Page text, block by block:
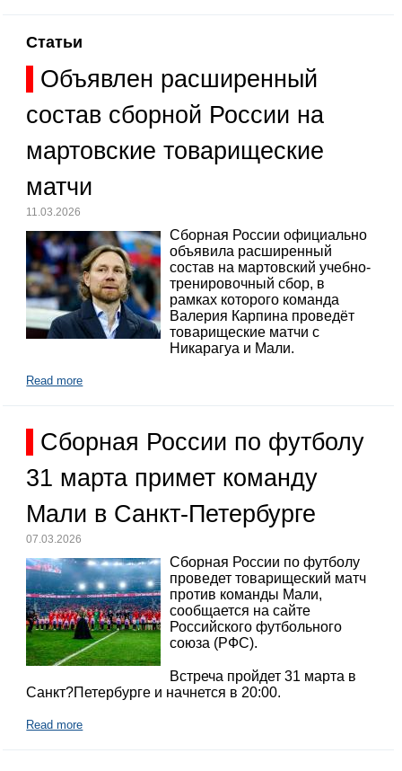
Статьи
Объявлен расширенный
состав сборной России на
мартовские товарищеские
матчи
11.03.2026
Сборная России официально
объявила расширенный
состав на мартовский учебно-
тренировочный сбор, в
рамках которого команда
Валерия Карпина проведёт
товарищеские матчи с
Никарагуа и Мали.
Read more
Сборная России по футболу
31 марта примет команду
Мали в Санкт-Петербурге
07.03.2026
Сборная России по футболу
проведет товарищеский матч
против команды Мали,
сообщается на сайте
Российского футбольного
союза (РФС).
Встреча пройдет 31 марта в
Санкт?Петербурге и начнется в 20:00.
Read more